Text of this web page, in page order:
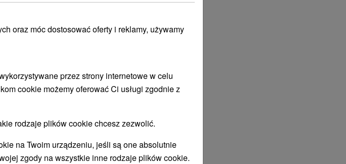
do ośrodków Jasna i
NA PODSTAWIE OCENY
oraz móc dostosować oferty i reklamy, używamy
przez strony internetowe w celu
cookie możemy oferować Ci usługi zgodnie z
rodzaje plików cookie chcesz zezwolić.
na Twoim urządzeniu, jeśli są one absolutnie
zgody na wszystkie inne rodzaje plików cookie.